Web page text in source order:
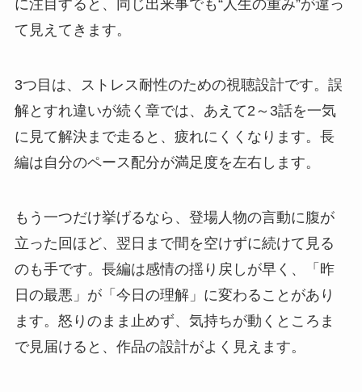
に注目すると、同じ出来事でも“人生の重み”が違っ
て見えてきます。
3つ目は、ストレス耐性のための視聴設計です。誤
解とすれ違いが続く章では、あえて2～3話を一気
に見て解決まで走ると、疲れにくくなります。長
編は自分のペース配分が満足度を左右します。
もう一つだけ挙げるなら、登場人物の言動に腹が
立った回ほど、翌日まで間を空けずに続けて見る
のも手です。長編は感情の揺り戻しが早く、「昨
日の最悪」が「今日の理解」に変わることがあり
ます。怒りのまま止めず、気持ちが動くところま
で見届けると、作品の設計がよく見えます。